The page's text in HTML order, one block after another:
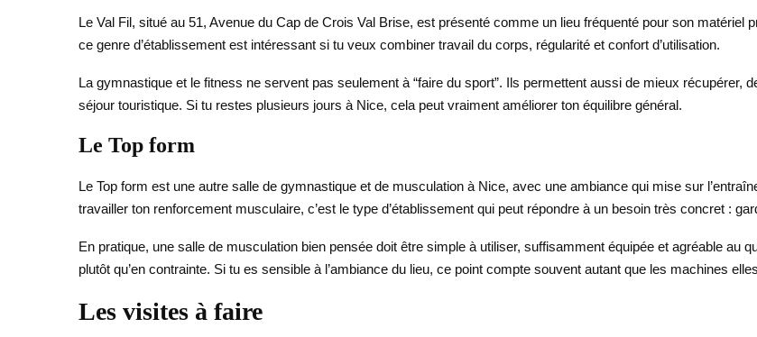
Le Val Fil, situé au 51, Avenue du Cap de Crois Val Brise, est présenté comme un lieu fréquenté pour son matériel
ce genre d’établissement est intéressant si tu veux combiner travail du corps, régularité et confort d’utilisation.
La gymnastique et le fitness ne servent pas seulement à “faire du sport”. Ils permettent aussi de mieux récupérer,
séjour touristique. Si tu restes plusieurs jours à Nice, cela peut vraiment améliorer ton équilibre général.
Le Top form
Le Top form est une autre salle de gymnastique et de musculation à Nice, avec une ambiance qui mise sur
travailler ton renforcement musculaire, c’est le type d’établissement qui peut répondre à un besoin très concret :
En pratique, une salle de musculation bien pensée doit être simple à utiliser, suffisamment équipée et agréable au
plutôt qu’en contrainte. Si tu es sensible à l’ambiance du lieu, ce point compte souvent autant que les machines
Les visites à faire